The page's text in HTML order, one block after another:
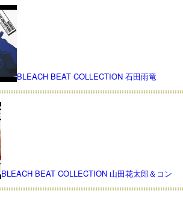
BLEACH BEAT COLLECTION 石田雨竜
BLEACH BEAT COLLECTION 山田花太郎＆コン